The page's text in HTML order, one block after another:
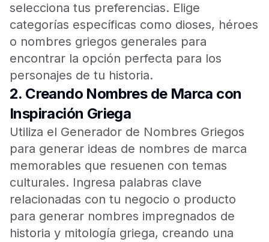
selecciona tus preferencias. Elige
categorías específicas como dioses, héroes
o nombres griegos generales para
encontrar la opción perfecta para los
personajes de tu historia.
2. Creando Nombres de Marca con
Inspiración Griega
Utiliza el Generador de Nombres Griegos
para generar ideas de nombres de marca
memorables que resuenen con temas
culturales. Ingresa palabras clave
relacionadas con tu negocio o producto
para generar nombres impregnados de
historia y mitología griega, creando una